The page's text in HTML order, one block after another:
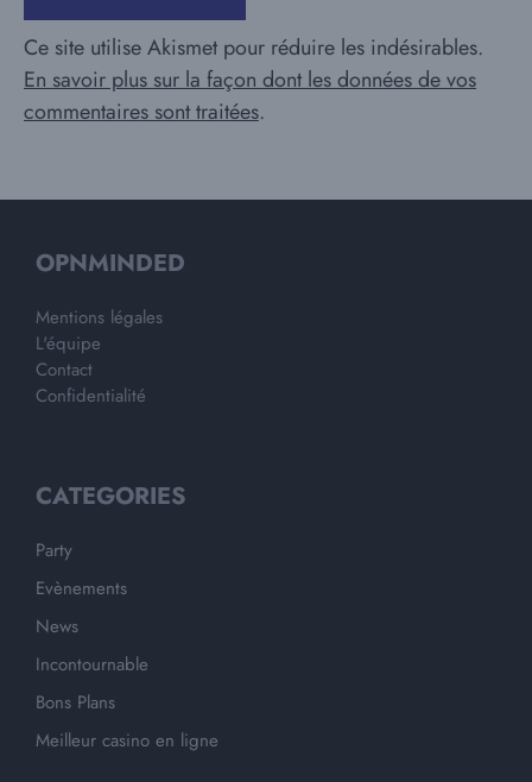
Ce site utilise Akismet pour réduire les indésirables.
En savoir plus sur la façon dont les données de vos
commentaires sont traitées.
OPNMINDED
Mentions légales
L'équipe
Contact
Confidentialité
CATEGORIES
Party
Evènements
News
Incontournable
Bons Plans
Meilleur casino en ligne